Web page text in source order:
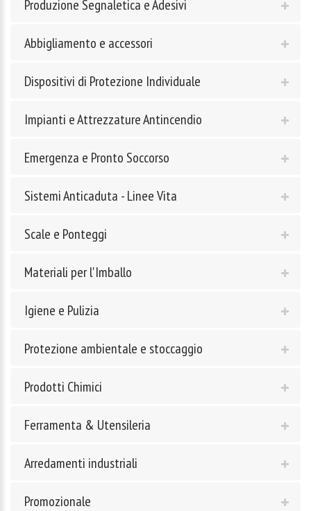
Produzione Segnaletica e Adesivi
Abbigliamento e accessori
Dispositivi di Protezione Individuale
Impianti e Attrezzature Antincendio
Emergenza e Pronto Soccorso
Sistemi Anticaduta - Linee Vita
Scale e Ponteggi
Materiali per l'Imballo
Igiene e Pulizia
Protezione ambientale e stoccaggio
Prodotti Chimici
Ferramenta & Utensileria
Arredamenti industriali
Promozionale